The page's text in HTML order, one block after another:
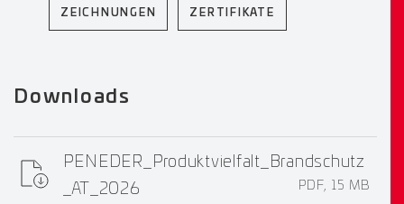
ZEICHNUNGEN ZERTIFIKATE
Downloads
PENEDER_Produktvielfalt_Brandschutz
_AT_2026
PDF, 15 MB